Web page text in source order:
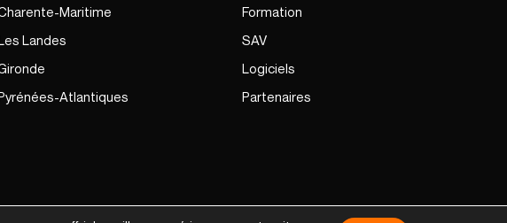
Maritime
Landes
Atlantiques
Formation
SAV
Logiciels
Partenaires